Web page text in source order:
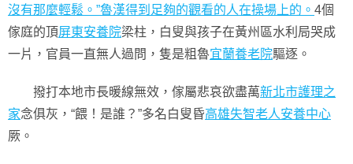
沒有那麼輕鬆。”魯漢得到足夠的觀看的人在操場上的。 4個
傢庭的頂屏東安養院梁柱，白叟與孩子在黃州區水利局哭成
一片，官員一直無人過問，隻是粗魯宜蘭養老院驅逐。
撥打本地市長暖線無效，傢屬悲哀欲盡萬新北市護理之
家念俱灰，“餵！是誰？”多名白叟昏高雄失智老人安養中心
厥。